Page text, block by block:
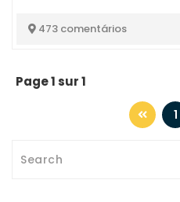
473 comentários
Page 1 sur 1
1